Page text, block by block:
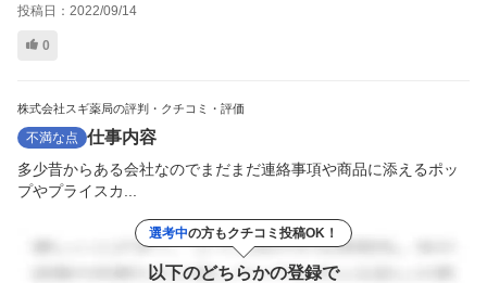
投稿日： 2022/09/14
0
株式会社スギ薬局の評判・クチコミ・評価
不満な点 仕事内容
多少昔からある会社なのでまだまだ連絡事項や商品に添えるポッ
プやプライスカ...
選考中の方もクチコミ投稿OK！
以下のどちらかの登録で